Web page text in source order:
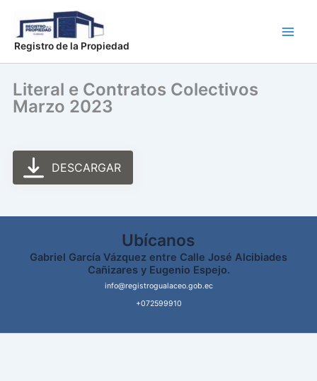
contenido
Registro de la Propiedad
Literal e Contratos Colectivos
Marzo 2023
DESCARGAR
Ubícanos
Gabriel García Vázquez entre Calle José Alcibiades
Cañizares y Eugenio Espejo.
info@registrogualaceo.gob.ec
+072599910